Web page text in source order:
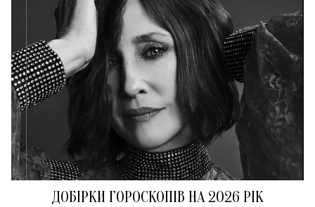
ДОБІРКИ ГОРОСКОПІВ НА 2026 РІК